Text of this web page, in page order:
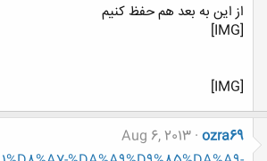
از این به بعد هم حفظ کنیم
[IMG]
[IMG]
ozra69
Aug 6, 2013